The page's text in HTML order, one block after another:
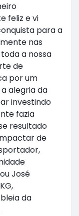
feliz e vi
para a
nas
a nossa
de
por um
alegria da
investindo
fazia
resultado
de
José
da